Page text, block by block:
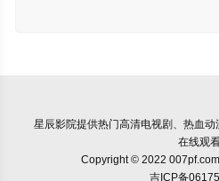
星辰影院提供热门高清电视剧、热血
在线观
Copyright © 2022
吉ICP备